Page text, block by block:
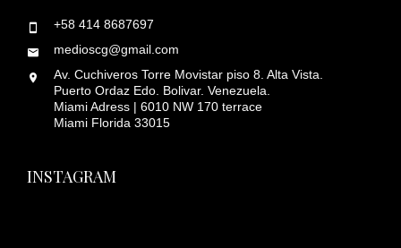
+58 414 8687697
medioscg@gmail.com
Av. Cuchiveros Torre Movistar piso 8. Alta Vista.
Puerto Ordaz Edo. Bolivar. Venezuela.
Miami Adress | 6010 NW 170 terrace
Miami Florida 33015
INSTAGRAM